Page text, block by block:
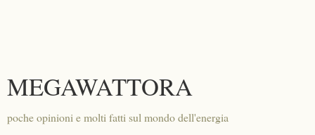
MEGAWATTORA
poche opinioni e molti fatti sul mondo dell'energia